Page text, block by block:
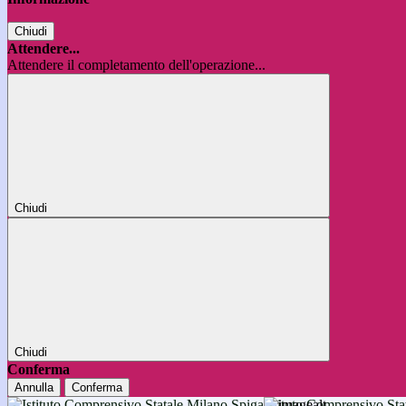
Chiudi
Attendere...
Attendere il completamento dell'operazione...
Chiudi
Chiudi
Conferma
Annulla Conferma